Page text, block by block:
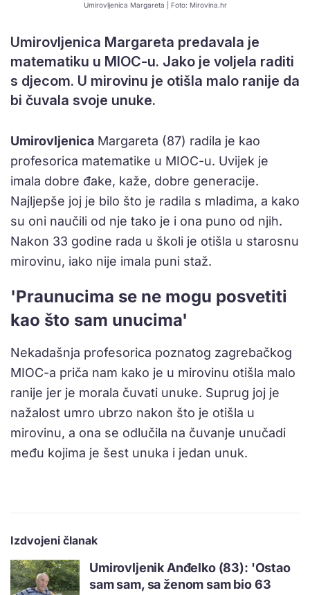
Umirovljenica Margareta | Foto: Mirovina.hr
Umirovljenica Margareta predavala je
matematiku u MIOC-u. Jako je voljela raditi
s djecom. U mirovinu je otišla malo ranije da
bi čuvala svoje unuke.
Umirovljenica Margareta (87) radila je kao
profesorica matematike u MIOC-u. Uvijek je
imala dobre đake, kaže, dobre generacije.
Najljepše joj je bilo što je radila s mladima, a kako
su oni naučili od nje tako je i ona puno od njih.
Nakon 33 godine rada u školi je otišla u starosnu
mirovinu, iako nije imala puni staž.
'Praunucima se ne mogu posvetiti
kao što sam unucima'
Nekadašnja profesorica poznatog zagrebačkog
MIOC-a priča nam kako je u mirovinu otišla malo
ranije jer je morala čuvati unuke. Suprug joj je
nažalost umro ubrzo nakon što je otišla u
mirovinu, a ona se odlučila na čuvanje unučadi
među kojima je šest unuka i jedan unuk.
Izdvojeni članak
Umirovljenik Anđelko (83): 'Ostao
sam sam, sa ženom sam bio 63